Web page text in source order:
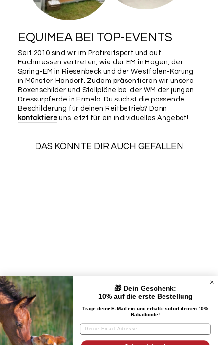
EQUIMEA BEI TOP-EVENTS
Seit 2010 sind wir im Profireitsport und auf
Fachmessen vertreten, wie der EM in Hagen, der
Spring-EM in Riesenbeck und der Westfalen-Körung
in Münster-Handorf. Zudem präsentieren wir unsere
Boxenschilder und Stallpläne bei der WM der jungen
Dressurpferde in Ermelo. Du suchst die passende
Beschilderung für deinen Reitbetrieb? Dann
kontaktiere uns jetzt für ein individuelles Angebot!
DAS KÖNNTE DIR AUCH GEFALLEN
UNTERNEHMEN
KUNDENSERVICE
RECHTLICHES & IMPRESSUM
🎁 Dein Geschenk:
10% auf die erste Bestellung
Trage deine E-Mail ein und erhalte sofort deinen 10%
Rabattcode!